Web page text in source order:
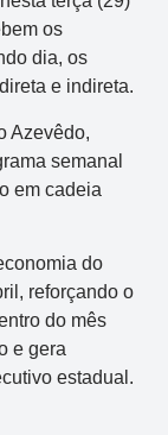
os
dia, os
e indireta.
Azevêdo,
semanal
em cadeia
do
reforçando o
do mês
e gera
estadual.